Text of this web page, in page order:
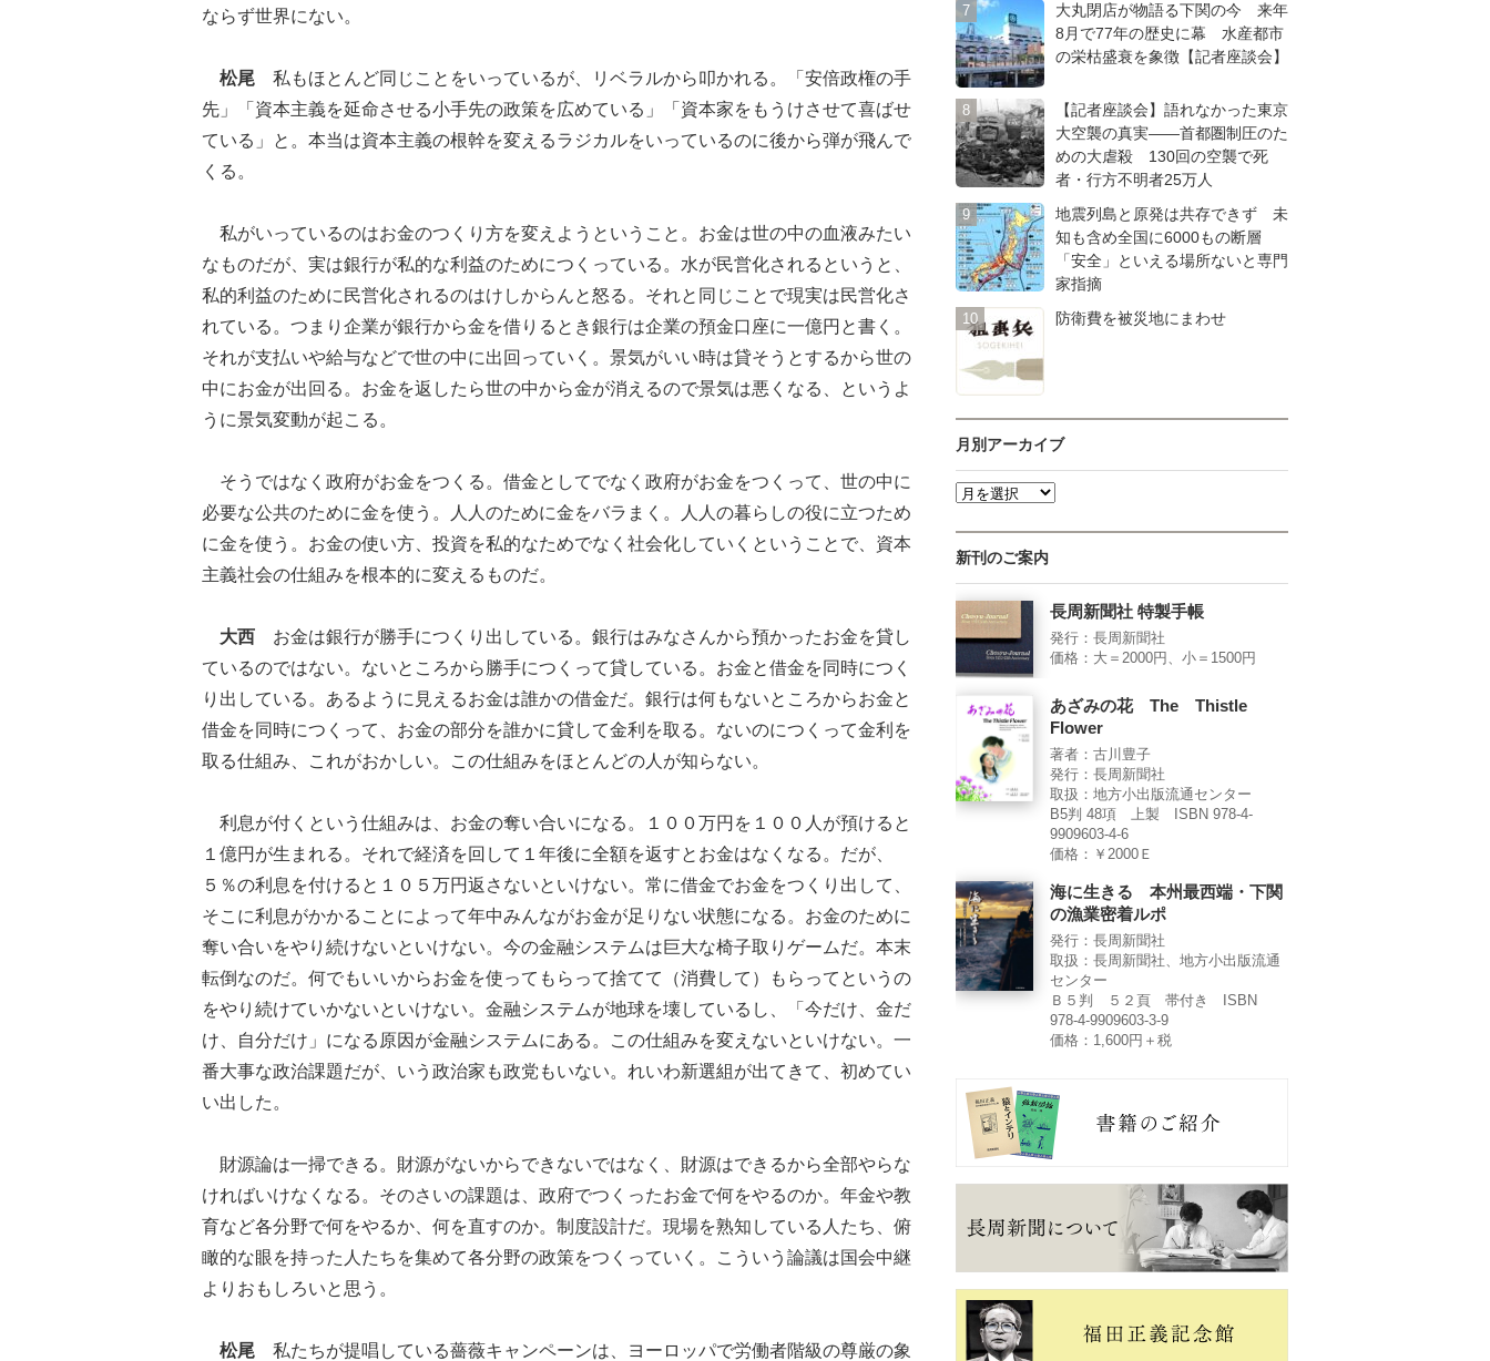
ならず世界にない。
松尾 私もほとんど同じことをいっているが、リベラルから叩かれる。「安倍政権の手
先」「資本主義を延命させる小手先の政策を広めている」「資本家をもうけさせて喜ばせ
ている」と。本当は資本主義の根幹を変えるラジカルをいっているのに後から弾が飛んで
くる。
私がいっているのはお金のつくり方を変えようということ。お金は世の中の血液みたい
なものだが、実は銀行が私的な利益のためにつくっている。水が民営化されるというと、
私的利益のために民営化されるのはけしからんと怒る。それと同じことで現実は民営化さ
れている。つまり企業が銀行から金を借りるとき銀行は企業の預金口座に一億円と書く。
それが支払いや給与などで世の中に出回っていく。景気がいい時は貸そうとするから世の
中にお金が出回る。お金を返したら世の中から金が消えるので景気は悪くなる、というよ
うに景気変動が起こる。
そうではなく政府がお金をつくる。借金としてでなく政府がお金をつくって、世の中に
必要な公共のために金を使う。人人のために金をバラまく。人人の暮らしの役に立つため
に金を使う。お金の使い方、投資を私的なためでなく社会化していくということで、資本
主義社会の仕組みを根本的に変えるものだ。
大西 お金は銀行が勝手につくり出している。銀行はみなさんから預かったお金を貸し
ているのではない。ないところから勝手につくって貸している。お金と借金を同時につく
り出している。あるように見えるお金は誰かの借金だ。銀行は何もないところからお金と
借金を同時につくって、お金の部分を誰かに貸して金利を取る。ないのにつくって金利を
取る仕組み、これがおかしい。この仕組みをほとんどの人が知らない。
利息が付くという仕組みは、お金の奪い合いになる。１００万円を１００人が預けると
１億円が生まれる。それで経済を回して１年後に全額を返すとお金はなくなる。だが、
５％の利息を付けると１０５万円返さないといけない。常に借金でお金をつくり出して、
そこに利息がかかることによって年中みんながお金が足りない状態になる。お金のために
奪い合いをやり続けないといけない。今の金融システムは巨大な椅子取りゲームだ。本末
転倒なのだ。何でもいいからお金を使ってもらって捨てて（消費して）もらってというの
をやり続けていかないといけない。金融システムが地球を壊しているし、「今だけ、金だ
け、自分だけ」になる原因が金融システムにある。この仕組みを変えないといけない。一
番大事な政治課題だが、いう政治家も政党もいない。れいわ新選組が出てきて、初めてい
い出した。
財源論は一掃できる。財源がないからできないではなく、財源はできるから全部やらな
ければいけなくなる。そのさいの課題は、政府でつくったお金で何をやるのか。年金や教
育など各分野で何をやるか、何を直すのか。制度設計だ。現場を熟知している人たち、俯
瞰的な眼を持った人たちを集めて各分野の政策をつくっていく。こういう論議は国会中継
よりおもしろいと思う。
松尾 私たちが提唱している薔薇キャンペーンは、ヨーロッパで労働者階級の尊厳の象
大丸閉店が物語る下関の今 来年
8月で77年の歴史に幕 水産都市
の栄枯盛衰を象徴【記者座談会】
【記者座談会】語れなかった東京
大空襲の真実――首都圏制圧のた
めの大虐殺 130回の空襲で死
者・行方不明者25万人
地震列島と原発は共存できず 未
知も含め全国に6000もの断層
「安全」といえる場所ないと専門
家指摘
防衛費を被災地にまわせ
月別アーカイブ
新刊のご案内
長周新聞社 特製手帳
発行：長周新聞社
価格：大＝2000円、小＝1500円
あざみの花 The Thistle
Flower
著者：古川豊子
発行：長周新聞社
取扱：地方小出版流通センター
B5判 48項 上製 ISBN 978-4-
9909603-4-6
価格：￥2000Ｅ
海に生きる 本州最西端・下関
の漁業密着ルポ
発行：長周新聞社
取扱：長周新聞社、地方小出版流通
センター
Ｂ５判 ５２頁 帯付き ISBN
978-4-9909603-3-9
価格：1,600円＋税